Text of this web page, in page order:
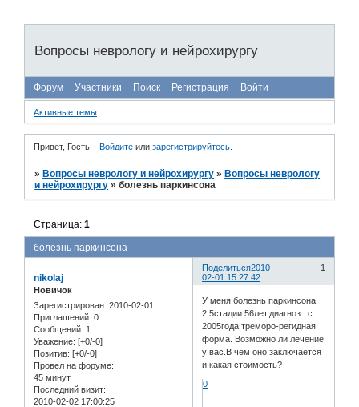
Вопросы неврологу и нейрохирургу
Форум Участники Поиск Регистрация Войти
Активные темы
Привет, Гость! Войдитеили зарегистрируйтесь.
» Вопросы неврологу и нейрохирургу » Вопросы неврологу
и нейрохирургу »болезнь паркинсона
болезнь паркинсона
Страница:1
Поделиться 1
2010-
02-01 15:27:42
nikolaj
Новичок
Зарегистрирован: 2010-02-01
Приглашений: 0
Сообщений: 1
Уважение: [+0/-0]
Позитив: [+0/-0]
Провел на форуме:
45 минут
Последний визит:
2010-02-02 17:00:25
У меня болезнь паркинсона
2.5стадии.56лет,диагноз с
2005года треморо-регидная
форма. Возможно ли лечение
у вас.В чем оно заключается
и какая стоимость?
0